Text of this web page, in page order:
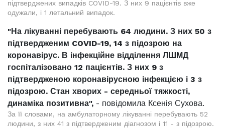
підтверджених випадків COVID-19. З них 9 пацієнтів вже
одужали, і 1 летальний випадок.
"На лікуванні перебувають 64 людини. З них 50 з
підтвердженим COVID-19, 14 з підозрою на
коронавірус. В інфекційне відділення ЛШМД
госпіталізовано 12 пацієнтів. З них 9 з
підтвердженою коронавірусною інфекцією і 3 з
підозрою. Стан хворих - середньої тяжкості,
динаміка позитивна", - повідомила Ксенія Сухова.
За її словами, на амбулаторному лікуванні перебувають 52
людини, з них 41 з підтвердженим діагнозом і 11 - з підозрою.